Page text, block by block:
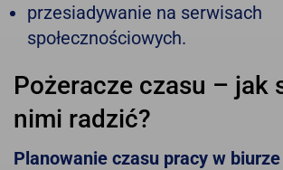
przesiadywanie na serwisach
społecznościowych.
Pożeracze czasu – jak
nimi radzić?
Planowanie czasu pracy w biurze